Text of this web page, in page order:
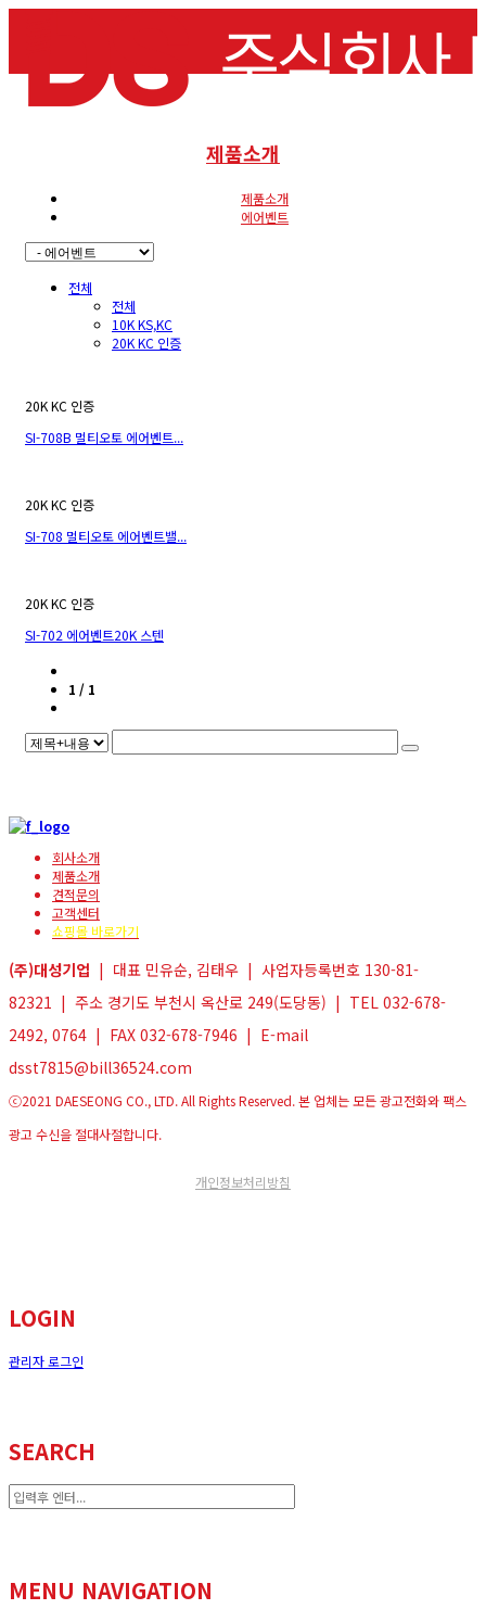
제품소개
제품소개
에어벤트
전체
전체
10K KS,KC
20K KC 인증
20K KC 인증
SI-708B 멀티오토 에어벤트...
20K KC 인증
SI-708 멀티오토 에어벤트밸...
20K KC 인증
SI-702 에어벤트20K 스텐
1 / 1
회사소개
제품소개
견적문의
고객센터
쇼핑몰 바로가기
(주)대성기업 | 대표 민유순, 김태우 | 사업자등록번호 130-81-
82321 | 주소 경기도 부천시 옥산로 249(도당동) | TEL 032-678-
2492, 0764 | FAX 032-678-7946 | E-mail
dsst7815@bill36524.com
ⓒ2021 DAESEONG CO., LTD. All Rights Reserved. 본 업체는 모든 광고전화와 팩스
광고 수신을 절대사절합니다.
개인정보처리방침
LOGIN
관리자 로그인
SEARCH
MENU NAVIGATION